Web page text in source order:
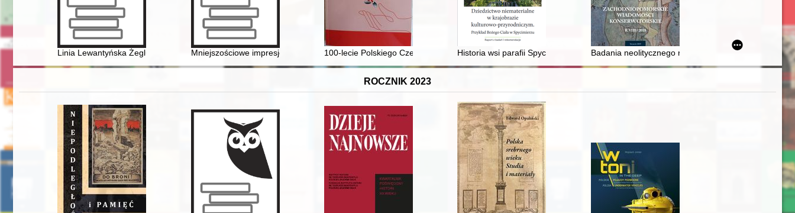
Linia Lewantyńska Żeglugi Polskiej S. A. w latach 1935-1939Mniejszościowe impresje : trzydziestolecie polsko-niemieckiego traktatu o dobrym sąsiedztwie : praca zbiorowa
100-lecie Polskiego Czerwonego Krzyża w Wągrowcu
Historia wsi parafii Spycimierz Badania neolitycznego rondela w Nowym Objezierzu
ROCZNIK 2023